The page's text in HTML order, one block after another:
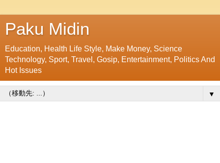
Paku Midin
Education, Health Life Style, Make Money, Science
Technology, Sport, Travel, Gosip, Entertainment, Politics And
Hot Issues
▼